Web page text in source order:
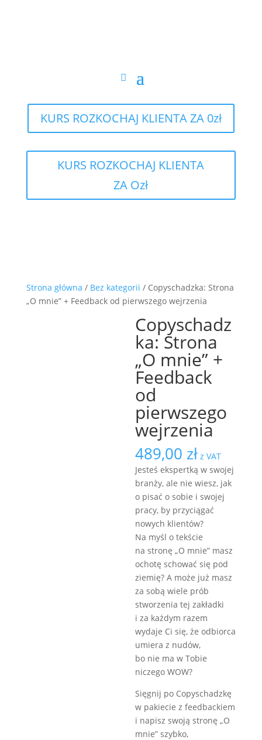
KURS ROZKOCHAJ KLIENTA ZA 0zł
KURS ROZKOCHAJ KLIENTA
ZA Ozł
Strona główna / Bez kategorii / Copyschadzka: Strona
„O mnie” + Feedback od pierwszego wejrzenia
Copyschadz
ka: Strona
„O mnie” +
Feedback
od
pierwszego
wejrzenia
489,00 zł z VAT
Jesteś ekspertką w swojej
branży, ale nie wiesz, jak
o pisać o sobie i swojej
pracy, by przyciągać
nowych klientów?
Na myśl o tekście
na stronę „O mnie” masz
ochotę schować się pod
ziemię? A może już masz
za sobą wiele prób
stworzenia tej zakładki
i za każdym razem
wydaje Ci się, że odbiorca
umiera z nudów,
bo nie ma w Tobie
niczego WOW?
Sięgnij po Copyschadzkę
w pakiecie z feedbackiem
i napisz swoją stronę „O
mnie” szybko,